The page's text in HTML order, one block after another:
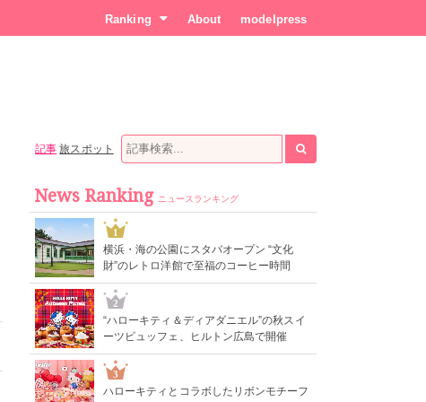
Ranking About modelpress
記事 旅スポット
News Ranking ニュースランキング
1
横浜・海の公園にスタバオープン “文化
財”のレトロ洋館で至福のコーヒー時間
2
“ハローキティ＆ディアダニエル”の秋スイ
ーツビュッフェ、ヒルトン広島で開催
3
ハローキティとコラボしたリボンモチーフ